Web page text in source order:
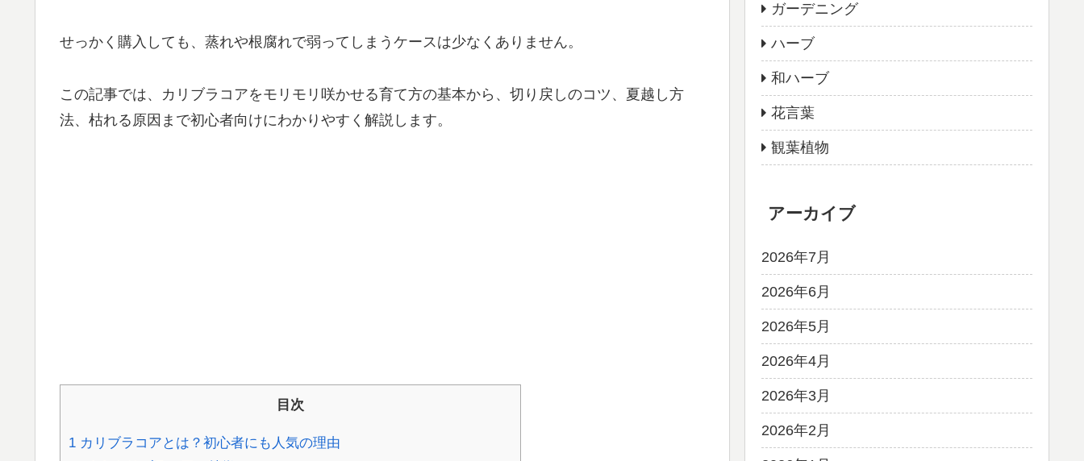
せっかく購入しても、蒸れや根腐れで弱ってしまうケースは少なくありません。
この記事では、カリブラコアをモリモリ咲かせる育て方の基本から、切り戻しのコツ、夏越し方
法、枯れる原因まで初心者向けにわかりやすく解説します。
目次
1 カリブラコアとは？初心者にも人気の理由
ガーデニング
ハーブ
和ハーブ
花言葉
観葉植物
アーカイブ
2026年7月
2026年6月
2026年5月
2026年4月
2026年3月
2026年2月